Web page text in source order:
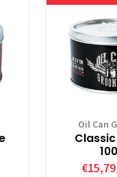
Oil Can
€15,79